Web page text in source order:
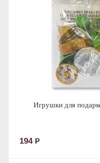
Игрушки для
194 Р